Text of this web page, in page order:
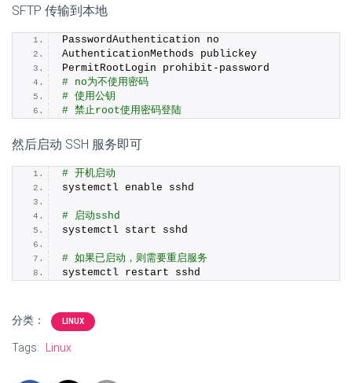
SFTP 传输到本地
PasswordAuthentication no
AuthenticationMethods publickey
PermitRootLogin prohibit-password
# no为不使用密码
# 使用公钥
# 禁止root使用密码登陆
然后启动 SSH 服务即可
# 开机启动
systemctl enable sshd
# 启动sshd
systemctl start sshd
# 如果已启动，则需要重启服务
systemctl restart sshd
分类： LINUX
Tags: Linux